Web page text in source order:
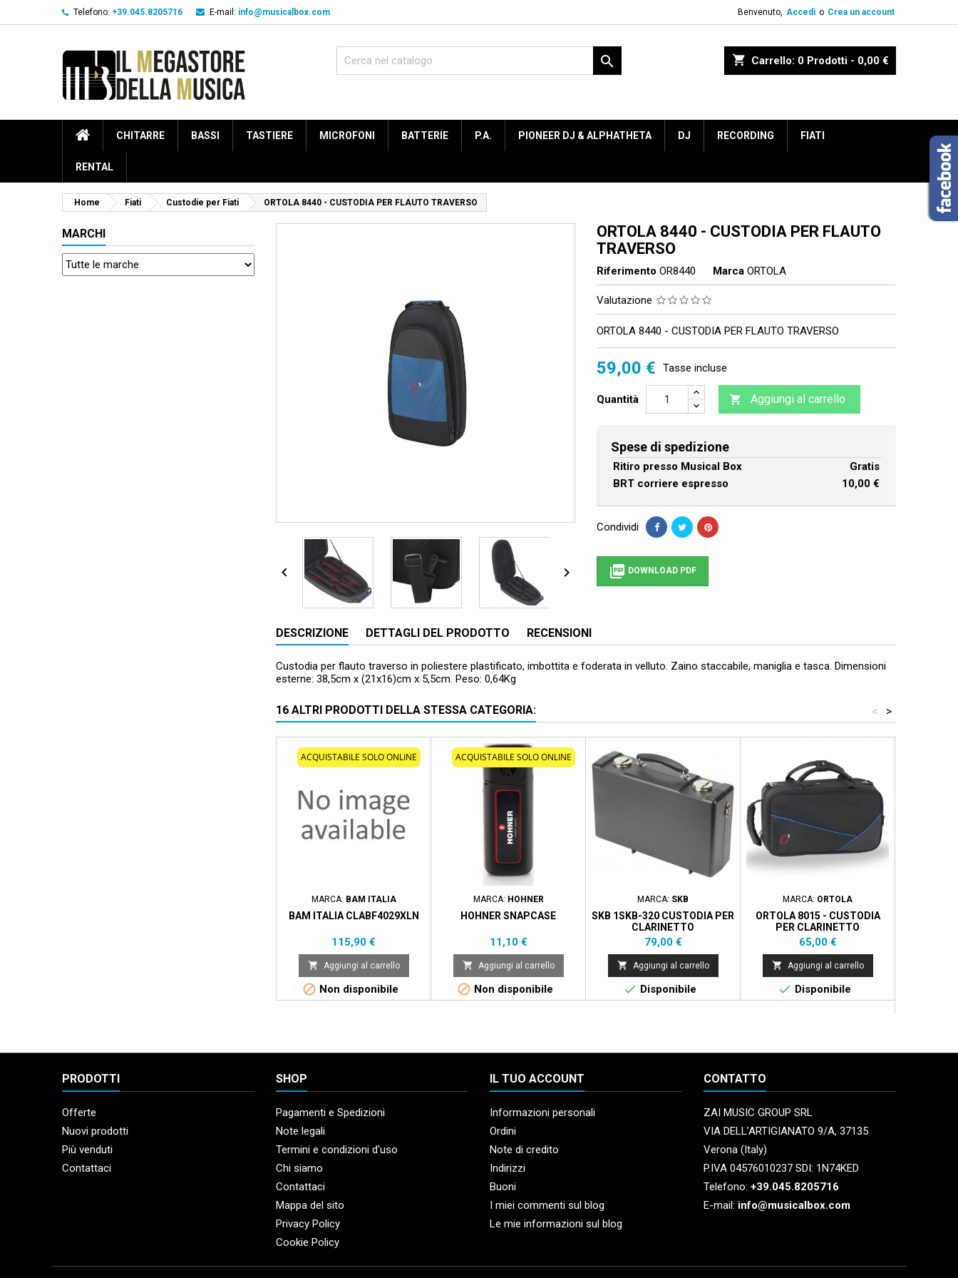
Telefono: +39.045.8205716 E-mail: info@musicalbox.com Benvenuto, Accedi o Crea un account
shopping_cart Carrello: 0 Prodotti - 0,00 €

CHITARRE BASSI TASTIERE MICROFONI BATTERIE P.A. PIONEER DJ & ALPHATHETA DJ RECORDING FIATI
RENTAL
Home Fiati Custodie per Fiati ORTOLA 8440 - CUSTODIA PER FLAUTO TRAVERSO
MARCHI
 
ORTOLA 8440 - CUSTODIA PER FLAUTO
TRAVERSO
Riferimento OR8440 Marca ORTOLA
Valutazione
ORTOLA 8440 - CUSTODIA PER FLAUTO TRAVERSO
59,00 € Tasse incluse
Quantità  Aggiungi al carrello
Spese di spedizione
Ritiro presso Musical Box
Gratis
BRT corriere espresso
10,00 €
Condividi
 DOWNLOAD PDF
DESCRIZIONE DETTAGLI DEL PRODOTTO RECENSIONI
Custodia per flauto traverso in poliestere plastificato, imbottita e foderata in velluto. Zaino staccabile, maniglia e tasca. Dimensioni
esterne: 38,5cm x (21x16)cm x 5,5cm. Peso: 0,64Kg
16 ALTRI PRODOTTI DELLA STESSA CATEGORIA: >
<
ACQUISTABILE SOLO ONLINE
MARCA: BAM ITALIA
BAM ITALIA CLABF4029XLN
Prezzo
115,90 €
 Aggiungi al carrello
 Non disponibile
ACQUISTABILE SOLO ONLINE
MARCA: HOHNER
HOHNER SNAPCASE
Prezzo
11,10 €
 Aggiungi al carrello
 Non disponibile
MARCA: SKB
SKB 1SKB-320 CUSTODIA PER
CLARINETTO
Prezzo
79,00 €
 Aggiungi al carrello
 Disponibile
MARCA: ORTOLA
ORTOLA 8015 - CUSTODIA
PER CLARINETTO
Prezzo
65,00 €
 Aggiungi al carrello
 Disponibile
PRODOTTI
Offerte
Nuovi prodotti
Più venduti
Contattaci
SHOP
Pagamenti e Spedizioni
Note legali
Termini e condizioni d'uso
Chi siamo
Contattaci
Mappa del sito
Privacy Policy
Cookie Policy
IL TUO ACCOUNT
Informazioni personali
Ordini
Note di credito
Indirizzi
Buoni
I miei commenti sul blog
Le mie informazioni sul blog
CONTATTO
ZAI MUSIC GROUP SRL
VIA DELL’ARTIGIANATO 9/A, 37135
Verona (Italy)
P.IVA 04576010237 SDI: 1N74KED
Telefono: +39.045.8205716
E-mail: info@musicalbox.com